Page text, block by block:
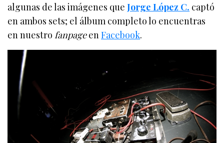
algunas de las imágenes queJorge López C. captó
en ambos sets; el álbum completo lo encuentras
en nuestrofanpageenFacebook.